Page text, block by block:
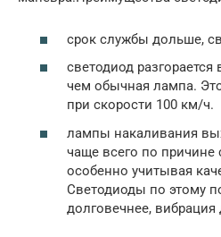
срок службы дольше,
светодиод
чем обычная лампа.
при скорости 100 км/ч.
лампы накаливания
чаще всего по причине
особенно учитывая
Светодиоды по этому
долговечнее,